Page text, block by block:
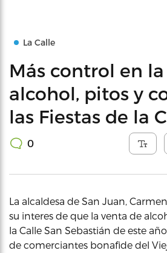
La Calle
Más control en
alcohol, pitos y
las Fiestas de la C
0
La alcaldesa de San Juan,
su interes de que la venta de
la Calle San Sebastián de este
de comerciantes bonafide del